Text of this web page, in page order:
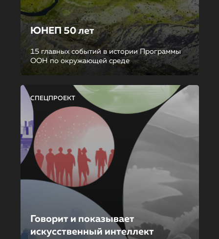
ЮНЕП 50 лет
15 главных событий в истории Программы
ООН по окружающей среде
СПЕЦПРОЕКТ
Говорит и показывает
искусственный интеллект